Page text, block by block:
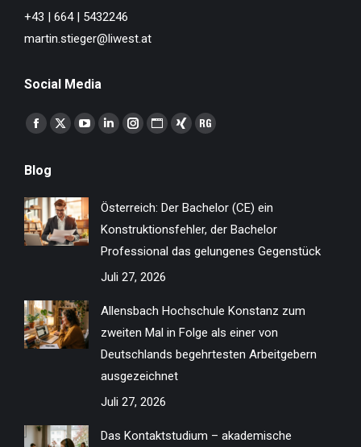
+43 | 664 | 5432246
martin.stieger@liwest.at
Social Media
Finden Sie uns auf:
Facebook
opens
in
new
window
X
in
new
window
YouTube
in
new
window
Linkedin
new
window
Instagram
new
window
Website
new
window
XING
new
window
ResearchGate
new
window
Blog
Österreich: Der Bachelor (CE) ein
Konstruktionsfehler, der Bachelor
Professional das gelungenes Gegenstück
Juli 27, 2026
Allensbach Hochschule Konstanz zum
zweiten Mal in Folge als einer von
Deutschlands begehrtesten Arbeitgebern
ausgezeichnet
Juli 27, 2026
Das Kontaktstudium – akademische